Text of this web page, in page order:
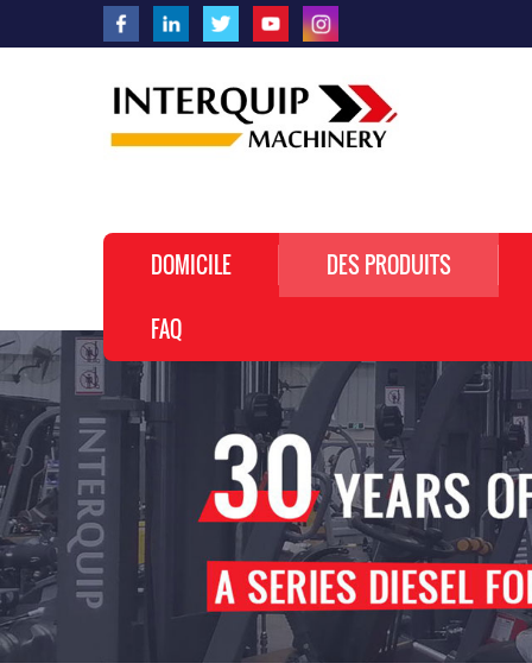
DOMICILE DES PRODUITS
FAQ